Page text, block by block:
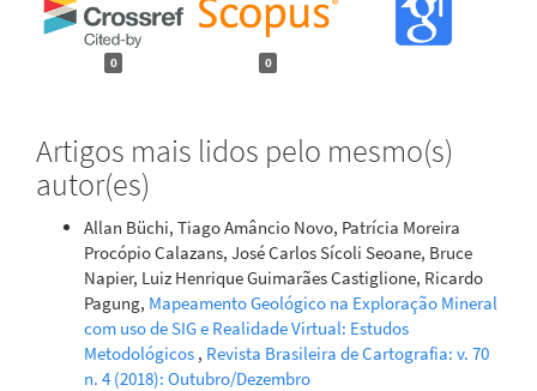
0 0
Artigos mais lidos pelo mesmo(s)
autor(es)
Allan Büchi, Tiago Amâncio Novo, Patrícia Moreira
Procópio Calazans, José Carlos Sícoli Seoane, Bruce
Napier, Luiz Henrique Guimarães Castiglione, Ricardo
Pagung, Mapeamento Geológico na Exploração Mineral
com uso de SIG e Realidade Virtual: Estudos
Metodológicos , Revista Brasileira de Cartografia: v. 70
n. 4 (2018): Outubro/Dezembro